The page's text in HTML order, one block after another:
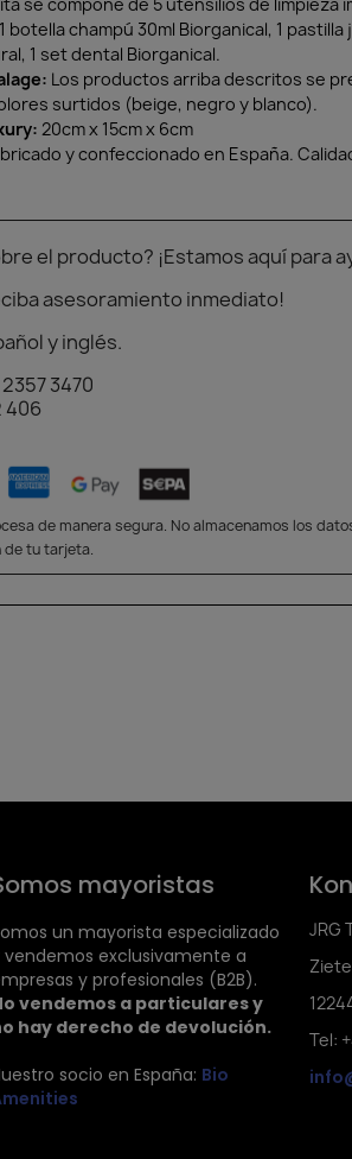
botella champú 30ml Biorganical, 1 pastilla
1 set dental Biorganical.
Los productos arriba descritos se
surtidos (beige, negro y blanco).
20cm x 15cm x 6cm
y confeccionado en España.
el producto? ¡Estamos aquí para
asesoramiento inmediato!
y inglés.
3470
406
de manera segura. No almacenamos los
de tu tarjeta.
mayoristas
un mayorista especializado
vendemos exclusivamente a
y profesionales (B2B).
vendemos a particulares y
hay derecho de devolución.
socio en España: Bio
JRG
Tel: